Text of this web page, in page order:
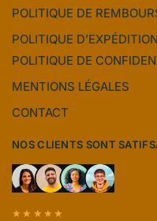
POLITIQUE DE
POLITIQUE
POLITIQUE DE
MENTIONS LÉGALES
CONTACT
NOS CLIENTS SONT
★★★★★